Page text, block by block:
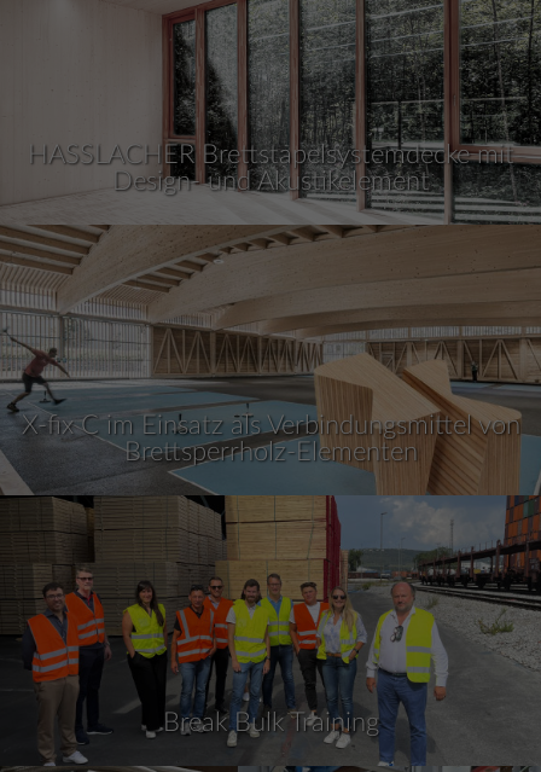
HASSLACHER Brettstapelsystemdecke mit
Design- und Akustikelement
X-fix C im Einsatz als Verbindungsmittel von
Brettsperrholz-Elementen
Break Bulk Training